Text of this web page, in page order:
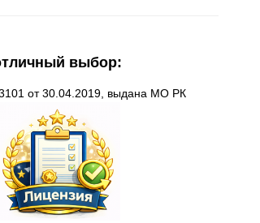
выбор:
от 30.04.2019, выдана МО РК